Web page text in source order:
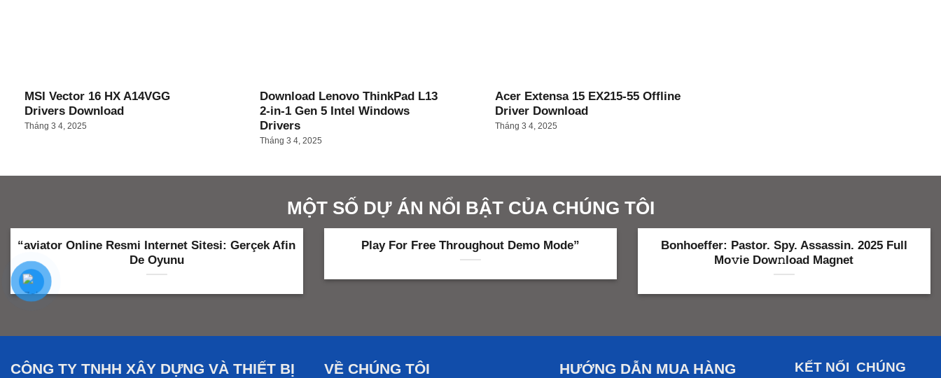
MSI Vector 16 HX A14VGG
Drivers Download
Tháng 3 4, 2025
Download Lenovo ThinkPad L13
2-in-1 Gen 5 Intel Windows
Drivers
Tháng 3 4, 2025
Acer Extensa 15 EX215-55 Offline
Driver Download
Tháng 3 4, 2025
MỘT SỐ DỰ ÁN NỔI BẬT CỦA CHÚNG TÔI
Pastor. Spy. Assassin. 2025 Full
Mo𝚟ie Dow𝚗load Magnet
The Jolly Monkey 2025 Dow𝚗load Yify Magnet En Iyi Bahis Empieza Casino Sitesi 2025
CÔNG TY TNHH XÂY DỰNG VÀ THIẾT BỊ VỀ CHÚNG TÔI HƯỚNG DẪN MUA HÀNG KẾT NỐI CHÚNG